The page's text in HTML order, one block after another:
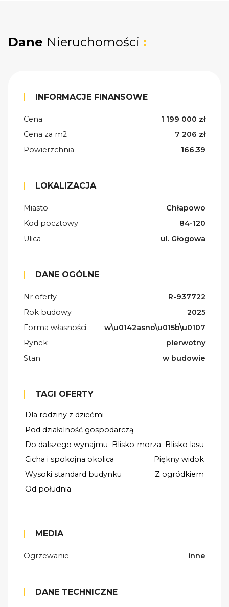
Dane Nieruchomości :
INFORMACJE FINANSOWE
Cena
1 199 000 zł
Cena za m2
7 206 zł
Powierzchnia
166.39
LOKALIZACJA
Miasto
Chłapowo
Kod pocztowy
84-120
Ulica
ul. Głogowa
DANE OGÓLNE
Nr oferty
R-937722
Rok budowy
2025
Forma własności
w\u0142asno\u015b\u0107
Rynek
pierwotny
Stan
w budowie
TAGI OFERTY
Dla rodziny z dziećmi
Pod działalność gospodarczą
Do dalszego wynajmu
Blisko morza
Blisko lasu
Cicha i spokojna okolica
Piękny widok
Wysoki standard budynku
Z ogródkiem
Od południa
MEDIA
Ogrzewanie inne
DANE TECHNICZNE